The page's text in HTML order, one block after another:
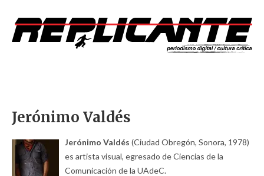
Jerónimo Valdés
Jerónimo Valdés (Ciudad Obregón, Sonora, 1978)
es artista visual, egresado de Ciencias de la
Comunicación de la UAdeC.